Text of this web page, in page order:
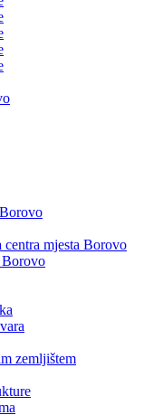
centra mjesta Borovo
Borovo
zemljištem